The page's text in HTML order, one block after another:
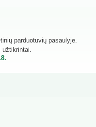
parduotuvių pasaulyje.